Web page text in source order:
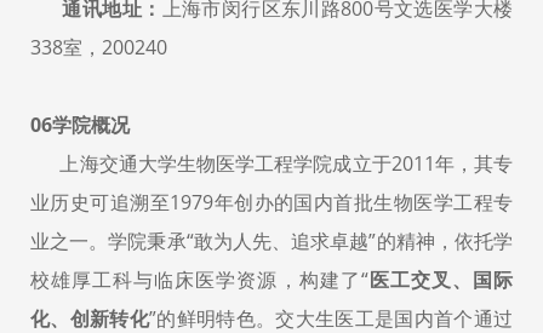
通讯地址： 上海市闵行区东川路800号文选医学大楼
338室，200240
06学院概况
上海交通大学生物医学工程学院成立于2011年，其专
业历史可追溯至1979年创办的国内首批生物医学工程专
业之一。学院秉承“敢为人先、追求卓越”的精神，依托学
校雄厚工科与临床医学资源，构建了“医工交叉、国际
化、创新转化”的鲜明特色。交大生医工是国内首个通过